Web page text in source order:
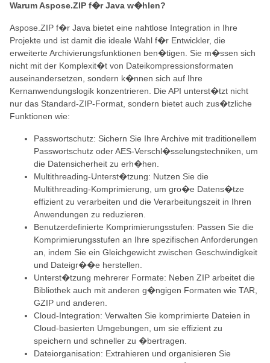
Warum Aspose.ZIP f�r Java w�hlen?
Aspose.ZIP f�r Java bietet eine nahtlose Integration in Ihre
Projekte und ist damit die ideale Wahl f�r Entwickler, die
erweiterte Archivierungsfunktionen ben�tigen. Sie m�ssen sich
nicht mit der Komplexit�t von Dateikompressionsformaten
auseinandersetzen, sondern k�nnen sich auf Ihre
Kernanwendungslogik konzentrieren. Die API unterst�tzt nicht
nur das Standard-ZIP-Format, sondern bietet auch zus�tzliche
Funktionen wie:
Passwortschutz: Sichern Sie Ihre Archive mit traditionellem
Passwortschutz oder AES-Verschl�sselungstechniken, um
die Datensicherheit zu erh�hen.
Multithreading-Unterst�tzung: Nutzen Sie die
Multithreading-Komprimierung, um gro�e Datens�tze
effizient zu verarbeiten und die Verarbeitungszeit in Ihren
Anwendungen zu reduzieren.
Benutzerdefinierte Komprimierungsstufen: Passen Sie die
Komprimierungsstufen an Ihre spezifischen Anforderungen
an, indem Sie ein Gleichgewicht zwischen Geschwindigkeit
und Dateigr��e herstellen.
Unterst�tzung mehrerer Formate: Neben ZIP arbeitet die
Bibliothek auch mit anderen g�ngigen Formaten wie TAR,
GZIP und anderen.
Cloud-Integration: Verwalten Sie komprimierte Dateien in
Cloud-basierten Umgebungen, um sie effizient zu
speichern und schneller zu �bertragen.
Dateiorganisation: Extrahieren und organisieren Sie